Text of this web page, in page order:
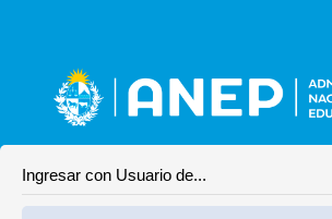
Ingresar con Usuario de...